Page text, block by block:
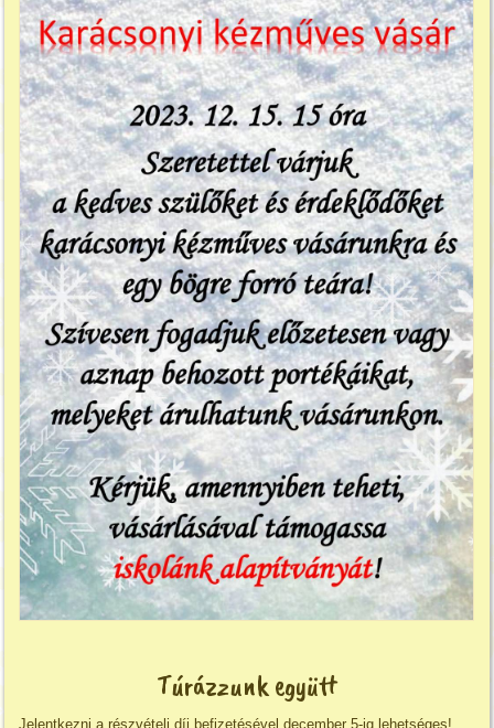
Túrázzunk együtt
Jelentkezni a részvételi díj befizetésével december 5-ig lehetséges!